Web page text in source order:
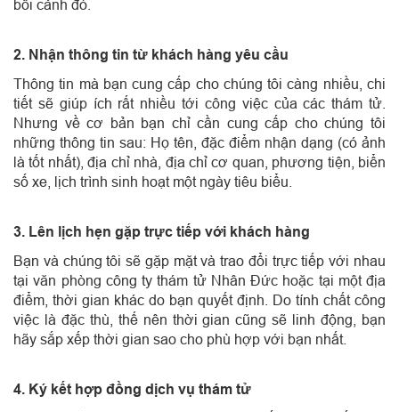
bối cảnh đó.
2. Nhận thông tin từ khách hàng yêu cầu
Thông tin mà bạn cung cấp cho chúng tôi càng nhiều, chi
tiết sẽ giúp ích rất nhiều tới công việc của các thám tử.
Nhưng về cơ bản bạn chỉ cần cung cấp cho chúng tôi
những thông tin sau: Họ tên, đặc điểm nhận dạng (có ảnh
là tốt nhất), địa chỉ nhà, địa chỉ cơ quan, phương tiện, biển
số xe, lịch trình sinh hoạt một ngày tiêu biểu.
3. Lên lịch hẹn gặp trực tiếp với khách hàng
Bạn và chúng tôi sẽ gặp mặt và trao đổi trực tiếp với nhau
tại văn phòng công ty thám tử Nhân Đức hoặc tại một địa
điểm, thời gian khác do bạn quyết định. Do tính chất công
việc là đặc thù, thế nên thời gian cũng sẽ linh động, bạn
hãy sắp xếp thời gian sao cho phù hợp với bạn nhất.
4. Ký kết hợp đồng dịch vụ thám tử